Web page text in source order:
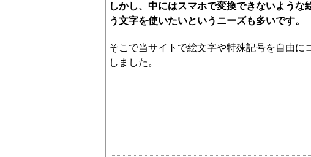
しかし、中にはスマホで変換できないよう
う文字を使いたいというニーズも多いです。
そこで当サイトで絵文字や特殊記号を自由
しました。